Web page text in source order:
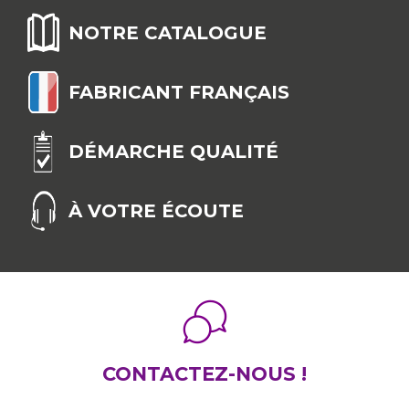
NOTRE CATALOGUE
FABRICANT FRANÇAIS
DÉMARCHE QUALITÉ
À VOTRE ÉCOUTE
CONTACTEZ-NOUS !